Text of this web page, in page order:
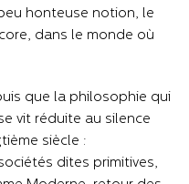
honteuse notion, le
dans le monde où
que la philosophie qui
vit réduite au silence
siècle :
dites primitives,